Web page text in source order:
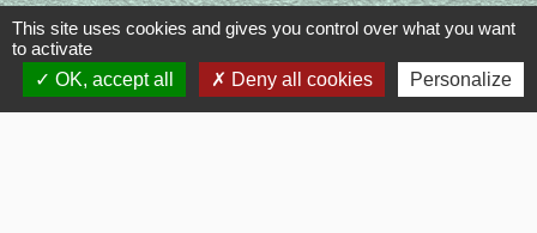
La Mairie
Commune de Fouquerolles
2, Grande Rue
This site uses cookies and gives you control over what you want
to activate
OK, accept all
Deny all cookies Personalize